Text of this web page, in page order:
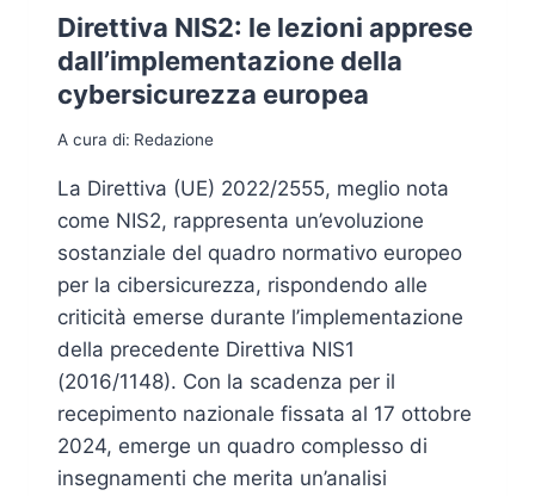
Direttiva NIS2: le lezioni apprese
dall’implementazione della
cybersicurezza europea
A cura di: Redazione
La Direttiva (UE) 2022/2555, meglio nota
come NIS2, rappresenta un’evoluzione
sostanziale del quadro normativo europeo
per la cibersicurezza, rispondendo alle
criticità emerse durante l’implementazione
della precedente Direttiva NIS1
(2016/1148). Con la scadenza per il
recepimento nazionale fissata al 17 ottobre
2024, emerge un quadro complesso di
insegnamenti che merita un’analisi